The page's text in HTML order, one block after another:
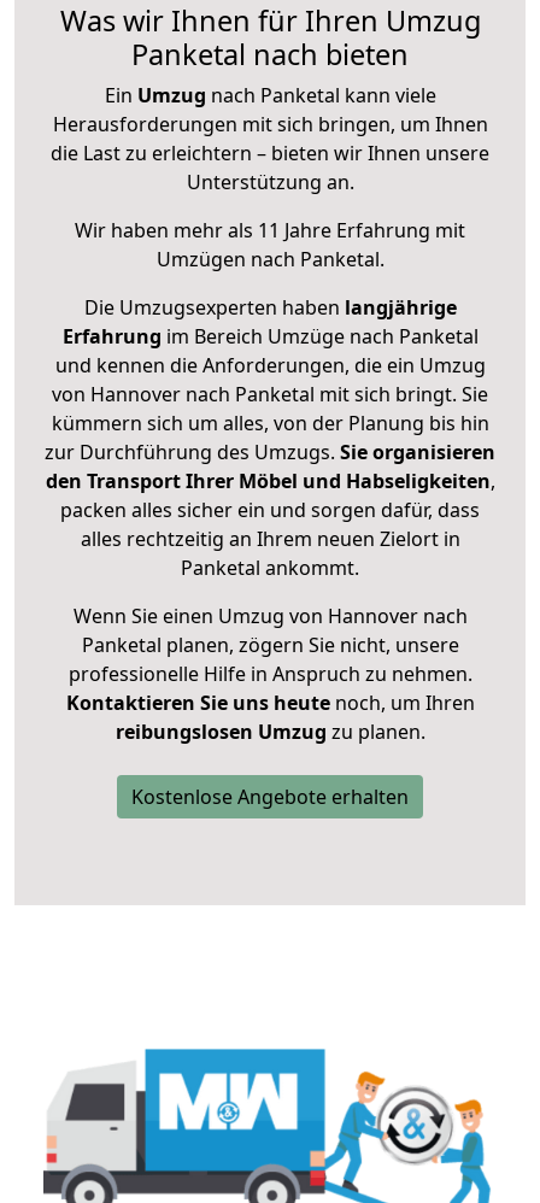
Was wir Ihnen für Ihren Umzug
Panketal nach bieten
Ein Umzug nach Panketal kann viele
Herausforderungen mit sich bringen, um Ihnen
die Last zu erleichtern – bieten wir Ihnen unsere
Unterstützung an.
Wir haben mehr als 11 Jahre Erfahrung mit
Umzügen nach Panketal.
Die Umzugsexperten haben langjährige
Erfahrung im Bereich Umzüge nach Panketal
und kennen die Anforderungen, die ein Umzug
von Hannover nach Panketal mit sich bringt. Sie
kümmern sich um alles, von der Planung bis hin
zur Durchführung des Umzugs. Sie organisieren
den Transport Ihrer Möbel und Habseligkeiten,
packen alles sicher ein und sorgen dafür, dass
alles rechtzeitig an Ihrem neuen Zielort in
Panketal ankommt.
Wenn Sie einen Umzug von Hannover nach
Panketal planen, zögern Sie nicht, unsere
professionelle Hilfe in Anspruch zu nehmen.
Kontaktieren Sie uns heutenoch, um Ihren
reibungslosen Umzug zu planen.
Kostenlose Angebote erhalten